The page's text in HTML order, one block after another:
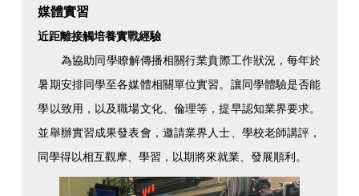
媒體實習
近距離接觸培養實戰經驗
為協助同學瞭解傳播相關行業賁際工作狀況，每年於
暑期安排同學至各媒體相關單位實習。讓同學體驗是否能
學以致用，以及職場文化、倫理等，提早認知業界要求。
並舉辦實習成果發表會，邀請業界人士、學校老師講評，
同學得以相互觀摩、學習，以期將來就業、發展順利。